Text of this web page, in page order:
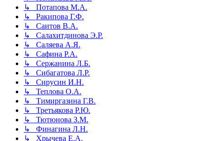
↳ Потапова М.А.
↳ Ракипова Г.Ф.
↳ Саитов В.А.
↳ Салахитдинова Э.Р.
↳ Саляева А.Я.
↳ Сафина Р.А.
↳ Сержанина Л.Б.
↳ Сибагатова Л.Р.
↳ Сирусин И.Н.
↳ Теплова О.А.
↳ Тимиргазина Г.В.
↳ Третьякова Р.Ю.
↳ Тютюнова З.М.
↳ Финагина Л.Н.
↳ Хрычева Е.А.